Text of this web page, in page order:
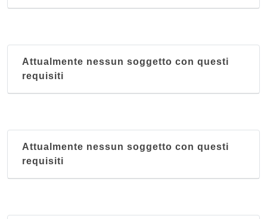
Attualmente nessun soggetto con questi
requisiti
Attualmente nessun soggetto con questi
requisiti